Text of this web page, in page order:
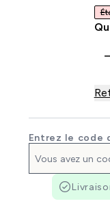
Entrez le code